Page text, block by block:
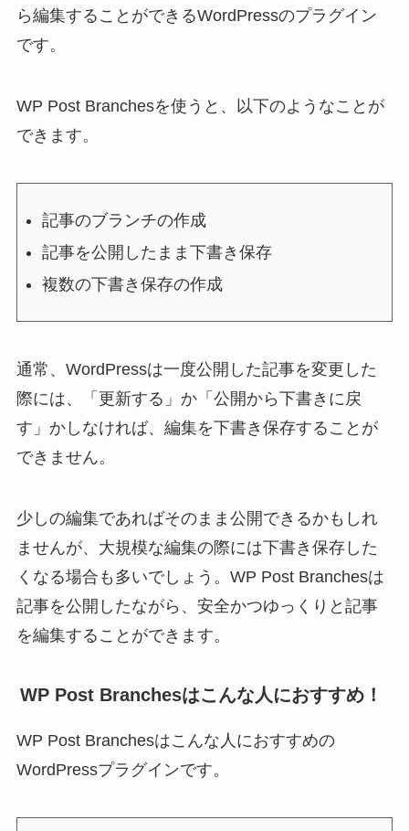
ら編集することができるWordPressのプラグイン
です。
WP Post Branchesを使うと、以下のようなことが
できます。
記事のブランチの作成
記事を公開したまま下書き保存
複数の下書き保存の作成
通常、WordPressは一度公開した記事を変更した
際には、「更新する」か「公開から下書きに戻
す」かしなければ、編集を下書き保存することが
できません。
少しの編集であればそのまま公開できるかもしれ
ませんが、大規模な編集の際には下書き保存した
くなる場合も多いでしょう。WP Post Branchesは
記事を公開したながら、安全かつゆっくりと記事
を編集することができます。
WP Post Branchesはこんな人におすすめ！
WP Post Branchesはこんな人におすすめの
WordPressプラグインです。